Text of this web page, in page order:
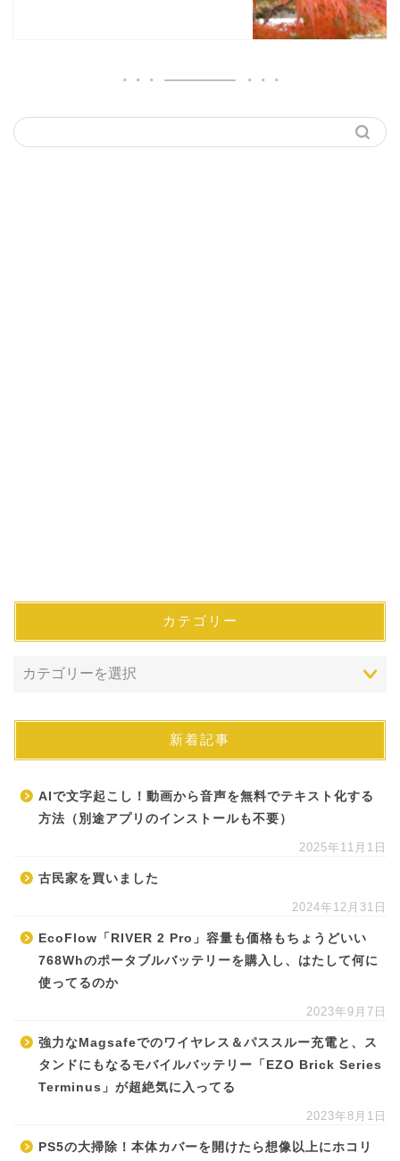
カテゴリー
新着記事
AIで文字起こし！動画から音声を無料でテキスト化する
方法（別途アプリのインストールも不要）
2025年11月1日
古民家を買いました
2024年12月31日
EcoFlow「RIVER 2 Pro」容量も価格もちょうどいい
768Whのポータブルバッテリーを購入し、はたして何に
使ってるのか
2023年9月7日
強力なMagsafeでのワイヤレス＆パススルー充電と、ス
タンドにもなるモバイルバッテリー「EZO Brick Series
Terminus」が超絶気に入ってる
2023年8月1日
PS5の大掃除！本体カバーを開けたら想像以上にホコリ